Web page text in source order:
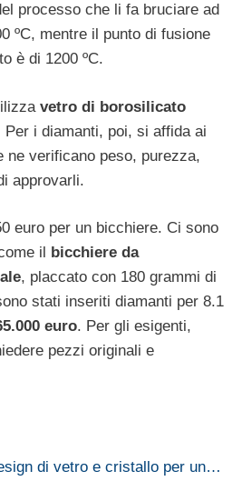
processo che li fa bruciare ad
ºC, mentre il punto di fusione
è di 1200 ºC.
vetro di borosilicato
i diamanti, poi, si affida ai
ne verificano peso, purezza,
approvarli.
euro per un bicchiere. Ci sono
il
bicchiere da
, placcato con 180 grammi di
stati inseriti diamanti per 8.1
euro. Per gli esigenti,
pezzi originali e
di vetro e cristallo per un…